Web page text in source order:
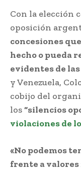
Con la elección
oposición
concesiones
hecho o pueda
evidentes de
y Venezuela,
cobijo del
los“silencios
violaciones de
«No podemos
frente a